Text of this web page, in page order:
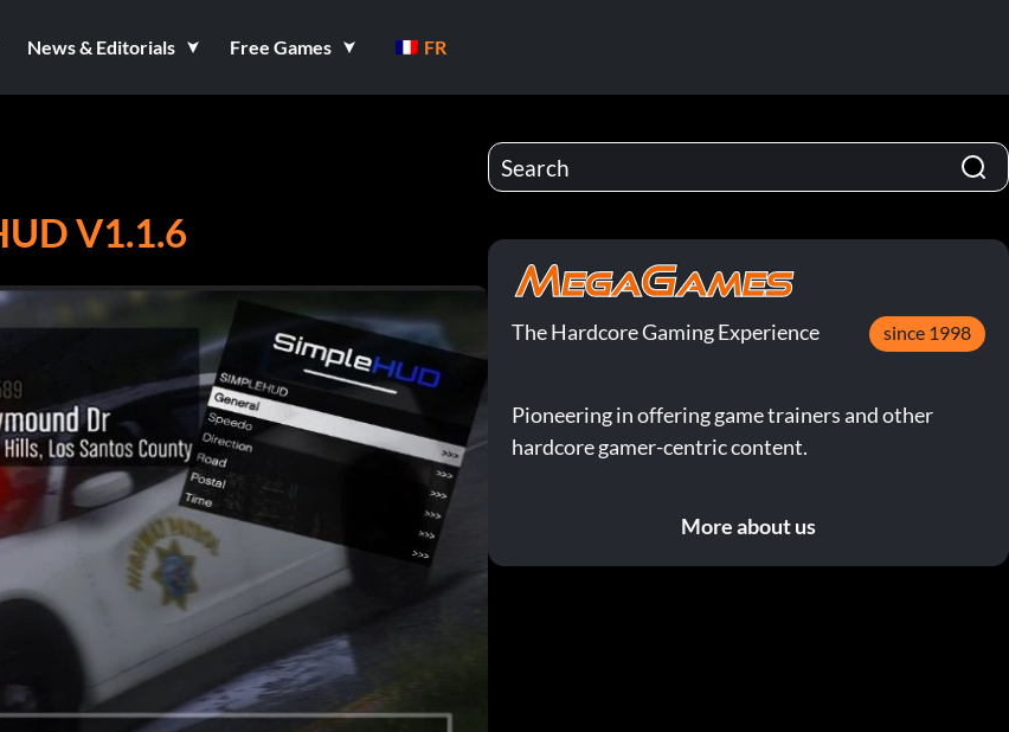
News & Editorials Free Games FR
V1.1.6
The Hardcore Gaming Experience since 1998
Pioneering in offering game trainers and other
hardcore gamer-centric content.
More about us